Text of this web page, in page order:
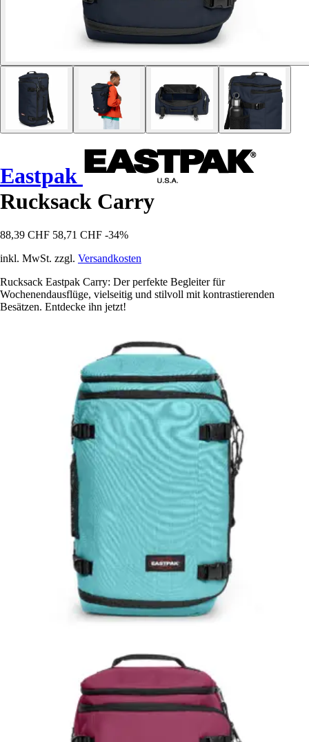
Eastpak
Rucksack Carry
88,39 CHF 58,71 CHF -34%
inkl. MwSt. zzgl. Versandkosten
Rucksack Eastpak Carry: Der perfekte Begleiter für
Wochenendausflüge, vielseitig und stilvoll mit kontrastierenden
Besätzen. Entdecke ihn jetzt!